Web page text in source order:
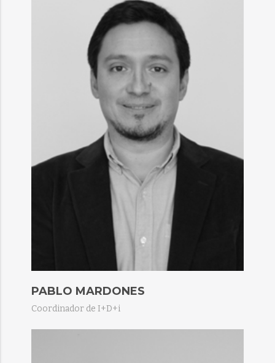
PABLO MARDONES
Coordinador de I+D+i